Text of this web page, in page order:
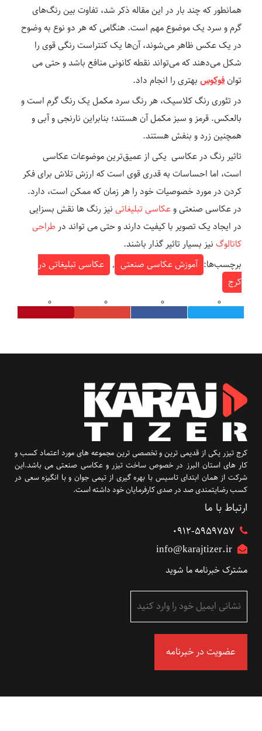
همانطور که چند بار در این مقاله ذکر شد، تفاوت بین رنگ‌های
گرم و سرد یک موضوع مهم است. هنگامی که هر دو نوع به وضوح
در یک عکس ظاهر می‌شوند، آن‌ها یک کنتراست رنگی قوی را
شکل می‌دهند که می‌تواند نقطه کانونی منافع باشد و حتی می
توانفوکوسبهتری را انجام داد.
در تئوری رنگ کلاسیک، هر رنگ سرد مکمل یک رنگ گرم است و
بالعکس. قرمز و سبز مکمل آن هستند؛ بنابراین نارنجی و آبی و
همچنین زرد و بنفش هستند.
تاثیر رنگ در عکاسی یکی از عمیق‌ترین موضوعات عکاسی
است، اما احساسات به قدری قوی است که ارزش تلاش برای فکر
کردن در مورد خصوصیات خود را هر زمان که ممکن است، دارد.
در عکاسی صنعتی وعکاسی تبلیغاتینیز رنگ ها نقش بسزایی
در ایجاد یک تصویر با کیفیت دارند و حتی می تواند درطراحی
کاتالوگنیز بسیار تاثیر گذار باشند.
برچسب‌ها: آموزش عکاسی صنعتی , عکاسی تبلیغاتی در
کرج
کرج تیزر یکی از قدیمی ترین و تخصصی ترین مجموعه های مورد اعتماد کسب و
کار های استان البرز در خصوص ساخت تیزر و عکاسی صنعتی می باشد.این
شرکت از همان ابتدای تاسیس با بهره گیری از تیمی جوان و با انگیزه سعی در
کسب رضایتمندی صد در صدی کارفرمایان خود داشته است.
ارتباط با ما
۰۹۱۲-5959757
info@karajtizer.ir
مشترک خبرنامه ما شوید